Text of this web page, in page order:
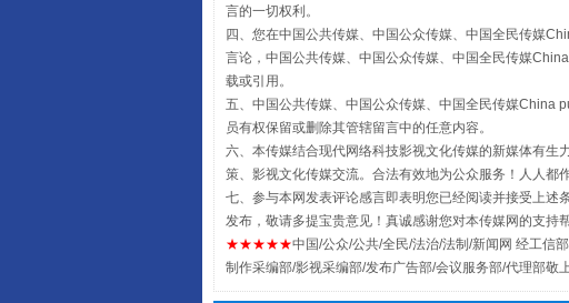
扯下公款旅游的“隐身衣”
言的一切权利。
四、您在中国公共传媒、中国公众传媒、中国全民传媒
言论，中国公共传媒、中国公众传媒、中国全民传媒
载或引用。
五、中国公共传媒、中国公众传媒、中国全民传媒China
员有权保留或删除其管辖留言中的任意内容。
六、本传媒结合现代网络科技影视文化传媒的新媒体有生
策、影视文化传媒交流。合法有效地为公众服务！人人都
七、参与本网发表评论感言即表明您已经阅读并接受上
发布，敬请多提宝贵意见！真诚感谢您对本传媒网的支持
★★★★★中国/公众/公共/全民/法治/法制/新闻网 经工信
制作采编部/影视采编部/发布广告部/会议服务部/代理部敬上